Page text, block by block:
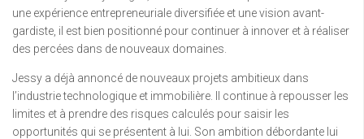
une expérience entrepreneuriale diversifiée et une vision avant-
gardiste, il est bien positionné pour continuer à innover et à réaliser
des percées dans de nouveaux domaines.
Jessy a déjà annoncé de nouveaux projets ambitieux dans
l’industrie technologique et immobilière. Il continue à repousser les
limites et à prendre des risques calculés pour saisir les
opportunités qui se présentent à lui. Son ambition débordante lui